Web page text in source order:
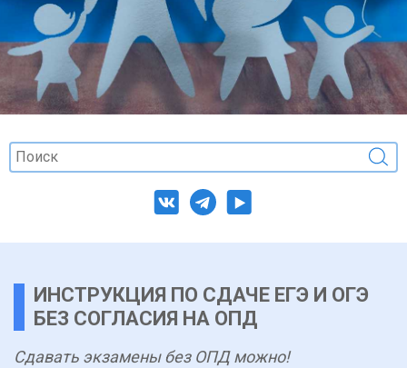
ИНСТРУКЦИЯ ПО СДАЧЕ ЕГЭ И ОГЭ
БЕЗ СОГЛАСИЯ НА ОПД
Сдавать экзамены без ОПД можно!